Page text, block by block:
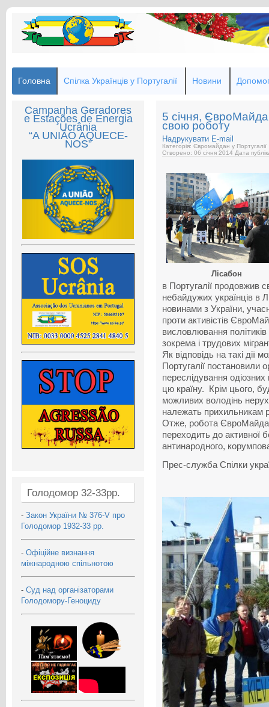
Головна Спілка Українців у Португалії Новини
Campanha Geradores
e Estações de Energia
Ucrânia
“A UNIÃO AQUECE-
NOS”
Голодомор 32-33рр.
- Закон України № 376-V про
Голодомор 1932-33 рр.
- Офіційне визнання
міжнародною спільнотою
- Суд над організаторами
Голодомору-Геноциду
5 січня,
свою роботу
Надрукувати E-mail
Категорія: Євромайдан у Португалії
Створено: 06 січня 2014 Дата
Лісабон
в Португалії продовжив
небайдужих українців в
новинами з України,
проти активістів
висловлювання
зокрема і трудових
Як відповідь на такі дії
Португалії постановили
переслідування одіозних
цю країну. Крім цього,
можливих володінь
належать прихильникам
Отже, робота
переходить до активної
антинародного,
Прес-служба Спілки